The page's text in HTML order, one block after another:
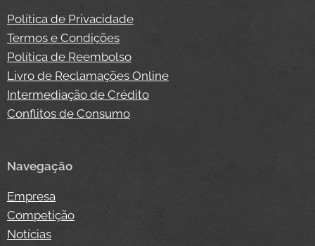
Política de Privacidade
Termos e Condições
Política de Reembolso
Livro de Reclamações Online
Intermediação de Crédito
Conflitos de Consumo
Navegação
Empresa
Competição
Notícias